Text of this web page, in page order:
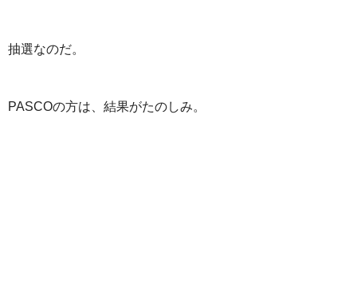
抽選なのだ。
PASCOの方は、結果がたのしみ。